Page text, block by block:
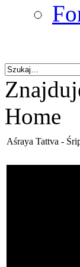
Home
Aśraya Tattva -